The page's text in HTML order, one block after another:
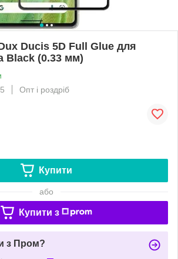
Ducis 5D Full Glue для
Black (0.33 мм)
Опт і роздріб
Купити
або
Купити з
з Пром?